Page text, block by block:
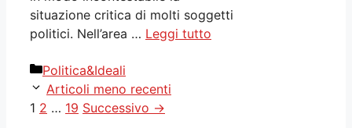
situazione critica di molti soggetti
politici. Nell’area … Leggi tutto
Categorie
Politica&Ideali
Articoli meno recenti
Pagina
1 Pagina
2 … Pagina
19 Successivo →